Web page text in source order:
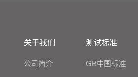
关于我们
公司简介
测试标准
GB中国标准